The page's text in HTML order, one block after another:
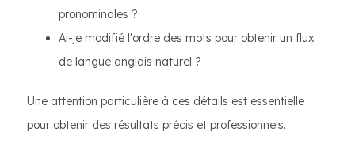
pronominales ?
Ai-je modifié l'ordre des mots pour obtenir un flux
de langue anglais naturel ?
Une attention particulière à ces détails est essentielle
pour obtenir des résultats précis et professionnels.